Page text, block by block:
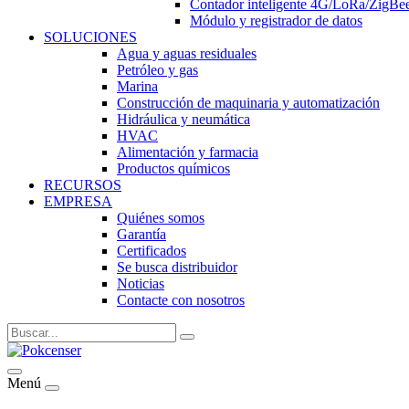
Contador inteligente 4G/LoRa/
Módulo y registrador de datos
SOLUCIONES
Agua y aguas residuales
Petróleo y gas
Marina
Construcción de maquinaria y automatización
Hidráulica y neumática
HVAC
Alimentación y farmacia
Productos químicos
RECURSOS
EMPRESA
Quiénes somos
Garantía
Certificados
Se busca distribuidor
Noticias
Contacte con nosotros
Menú